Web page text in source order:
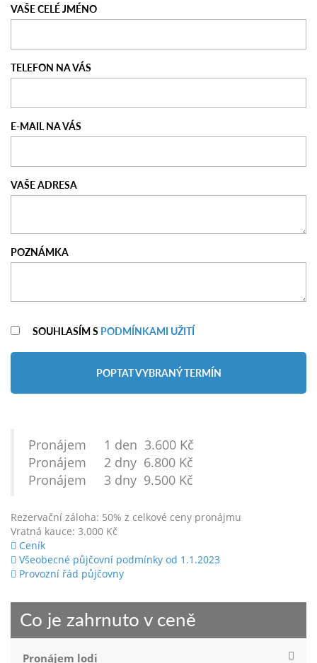
VAŠE CELÉ JMÉNO
TELEFON NA VÁS
E-MAIL NA VÁS
VAŠE ADRESA
POZNÁMKA
SOUHLASÍM S PODMÍNKAMI UŽITÍ
POPTAT VYBRANÝ TERMÍN
Pronájem 1 den 3.600 Kč
Pronájem 2 dny 6.800 Kč
Pronájem 3 dny 9.500 Kč
Rezervační záloha: 50% z celkové ceny pronájmu
Vratná kauce: 3.000 Kč
Ceník
Všeobecné půjčovní podmínky od 1.1.2023
Provozní řád půjčovny
Co je zahrnuto v ceně
Pronájem lodi